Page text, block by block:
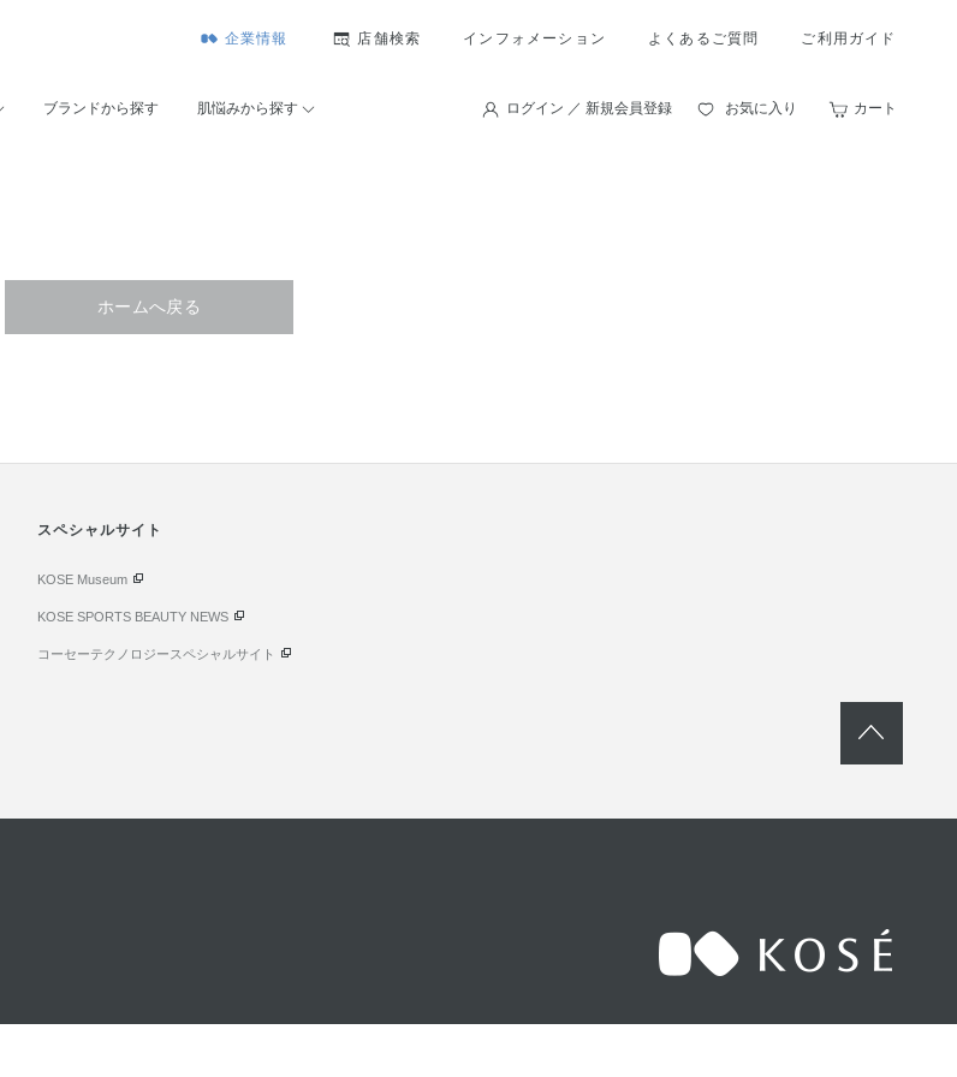
企業情報 店舗検索 インフォメーション よくあるご質問 ご利用ガイド
ブランドから探す 肌悩みから探す ログイン ／ 新規会員登録 お気に入り カート
ホームへ戻る
スペシャルサイト
KOSE Museum
KOSE SPORTS BEAUTY NEWS
コーセーテクノロジースペシャルサイト